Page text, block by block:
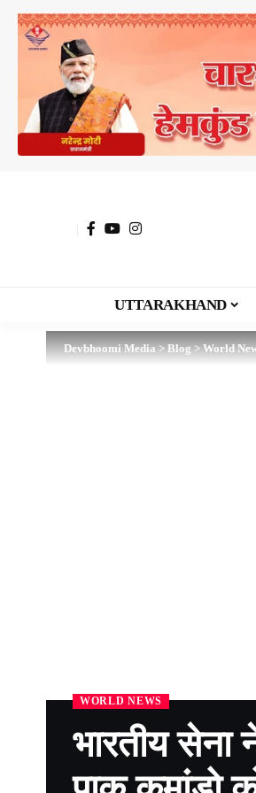
UTTARAKHAND
Devbhoomi Media>Blog>World
WORLD NEWS
भारतीय सेना